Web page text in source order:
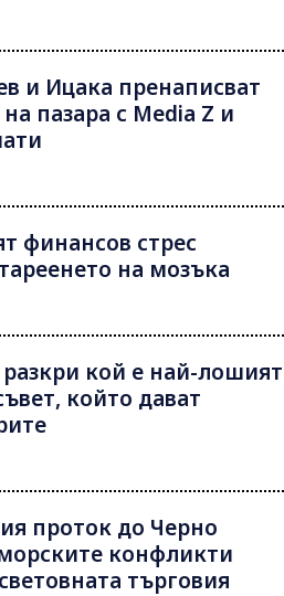
и Ицака пренаписват
пазара с Media Z и
финансов стрес
на мозъка
кой е най-лошият
който дават
проток до Черно
конфликти
търговия